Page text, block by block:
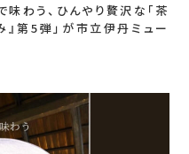
味わう、ひんやり贅沢な「茶
第5弾」が市立伊丹ミュー